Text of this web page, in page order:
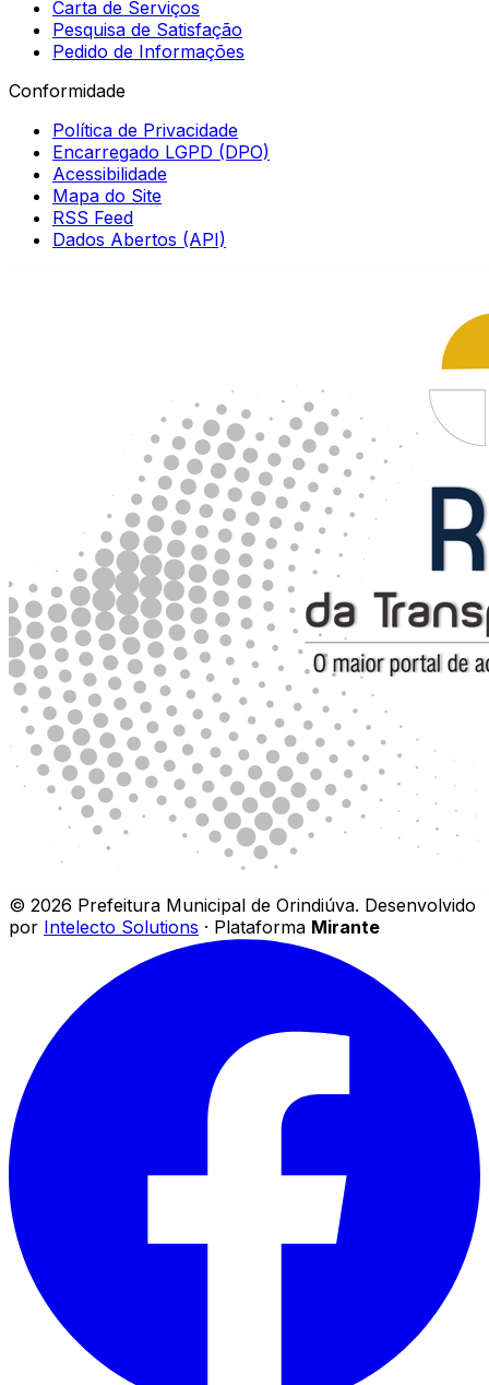
Carta de Serviços
Pesquisa de Satisfação
Pedido de Informações
Conformidade
Política de Privacidade
Encarregado LGPD (DPO)
Acessibilidade
Mapa do Site
RSS Feed
Dados Abertos (API)
© 2026 Prefeitura Municipal de Orindiúva. Desenvolvido
por Intelecto Solutions · Plataforma Mirante